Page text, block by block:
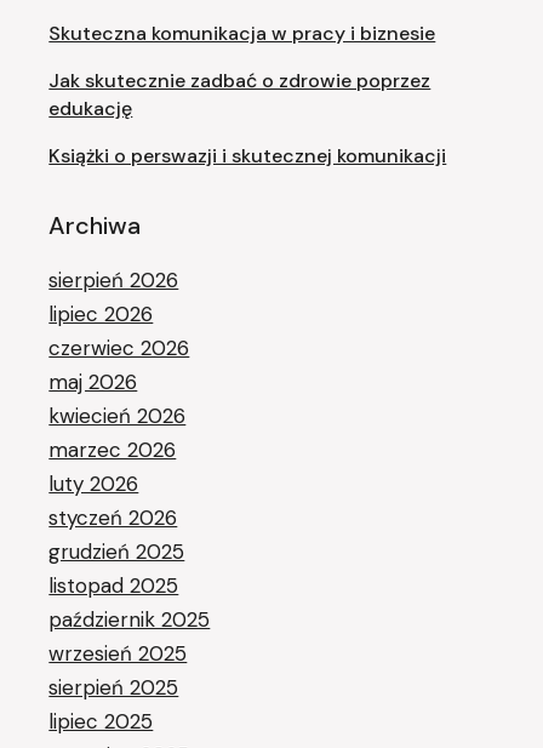
Skuteczna komunikacja w pracy i biznesie
Jak skutecznie zadbać o zdrowie poprzez
edukację
Książki o perswazji i skutecznej komunikacji
Archiwa
sierpień 2026
lipiec 2026
czerwiec 2026
maj 2026
kwiecień 2026
marzec 2026
luty 2026
styczeń 2026
grudzień 2025
listopad 2025
październik 2025
wrzesień 2025
sierpień 2025
lipiec 2025